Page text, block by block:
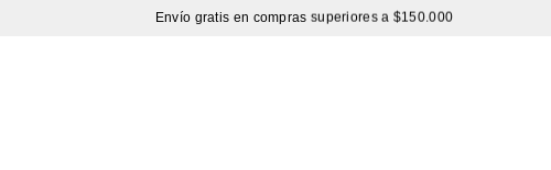
Hasta 60% de DESCUENTO | BOLSO CUERO